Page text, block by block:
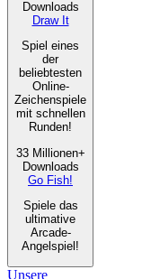
Downloads
Draw It
Spiel eines
der
beliebtesten
Online-
Zeichenspiele
mit schnellen
Runden!
33 Millionen+
Downloads
Go Fish!
Spiele das
ultimative
Arcade-
Angelspiel!
Unsere